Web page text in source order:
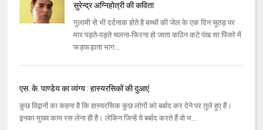
सुरेन्‍द्र अग्‍निहोत्री की कविता
गुलामी से भी दर्दनाक होते है बच्‍चों की जेल के एक दिन चूतड़ पर
मार पड़ते-पड़ते चलना-फिरना हो जाता कठिन कटे पंख सा पिंजरे में
फड़फड़ाता भाग...
एस. के. पाण्डेय का व्यंग्य : हास्यरसिकों की दुआएं
कुछ विद्वानों का कहना है कि हास्यरसिक कुछ लोगों को बर्बाद कर देने पर तुले हुए हैं।
इनका मुख्य काम रस लेना ही है। लेकिन जिन्हें ये बर्बाद करते हैं वो भ...